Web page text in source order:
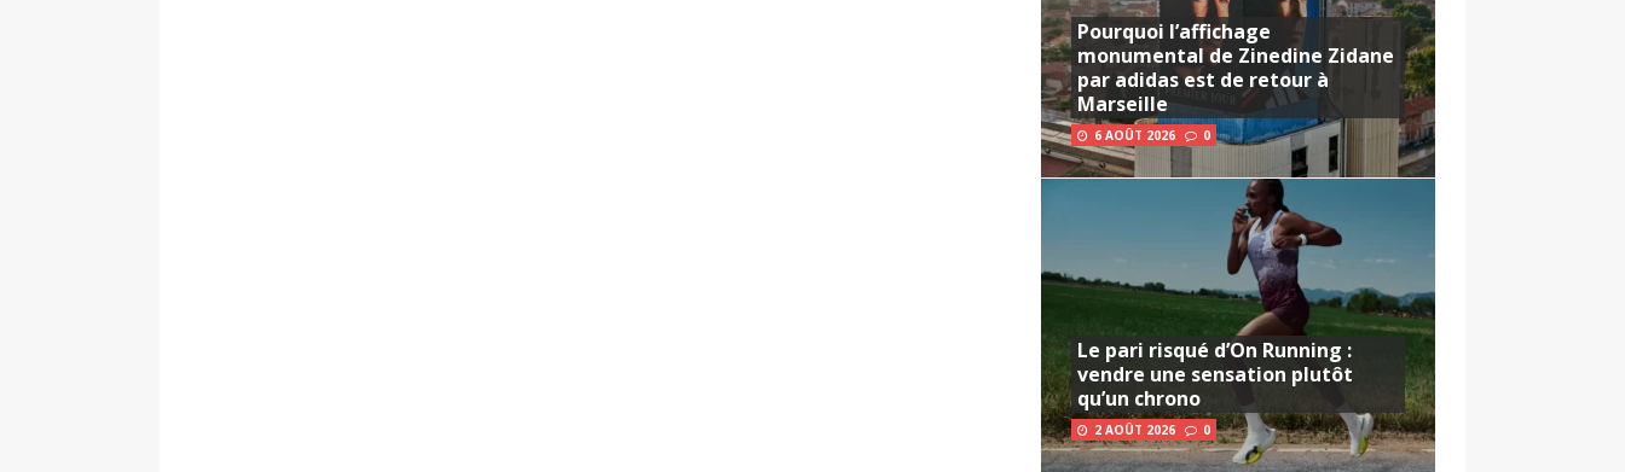
Pourquoi l’affichage
monumental de Zinedine Zidane
par adidas est de retour à
Marseille
6 AOÛT 2026 0
Le pari risqué d’On Running :
vendre une sensation plutôt
qu’un chrono
2 AOÛT 2026 0